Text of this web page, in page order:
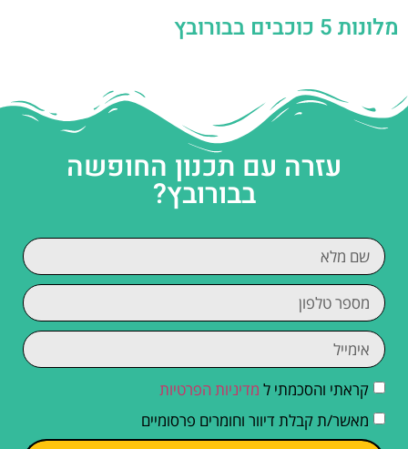
מלונות 5 כוכבים בבורובץ
עזרה עם תכנון החופשה
בבורובץ?
קראתי והסכמתי ל מדיניות הפרטיות
מאשר/ת קבלת דיוור וחומרים פרסומיים